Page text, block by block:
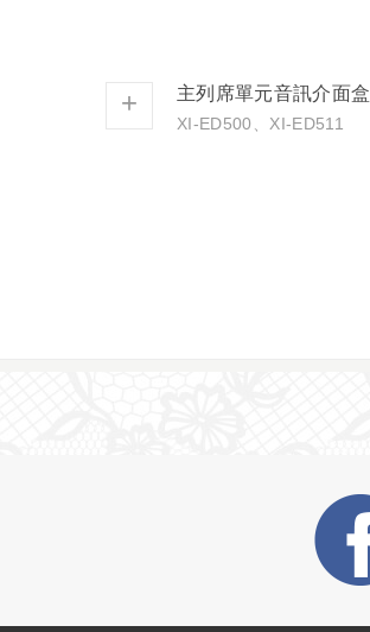
+ 主列席單元音訊介面盒
XI-ED500、XI-ED511